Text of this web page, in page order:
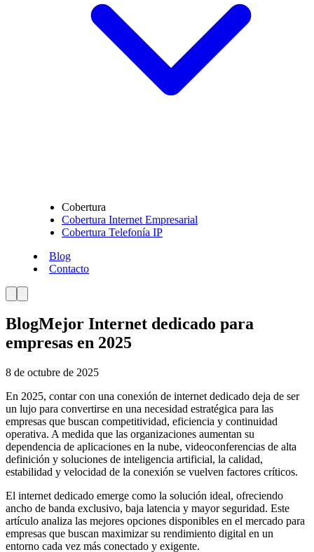
Cobertura
Cobertura Internet Empresarial
Cobertura Telefonía IP
Blog
Contacto
BlogMejor Internet dedicado para
empresas en 2025
8 de octubre de 2025
En 2025, contar con una conexión de internet dedicado deja de ser
un lujo para convertirse en una necesidad estratégica para las
empresas que buscan competitividad, eficiencia y continuidad
operativa. A medida que las organizaciones aumentan su
dependencia de aplicaciones en la nube, videoconferencias de alta
definición y soluciones de inteligencia artificial, la calidad,
estabilidad y velocidad de la conexión se vuelven factores críticos.
El internet dedicado emerge como la solución ideal, ofreciendo
ancho de banda exclusivo, baja latencia y mayor seguridad. Este
artículo analiza las mejores opciones disponibles en el mercado para
empresas que buscan maximizar su rendimiento digital en un
entorno cada vez más conectado y exigente.